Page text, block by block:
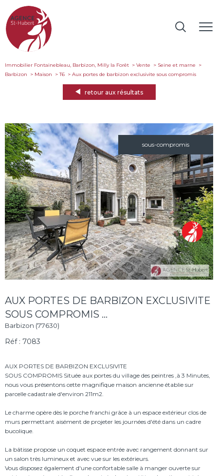
Immobilier Fontainebleau, Barbizon, Milly la Forêt Vente
Seine et marne
Barbizon
Maison T6 aux portes de barbizon exclusivite sous compromis
retour aux résultats
sous-compromis
AUX PORTES DE BARBIZON EXCLUSIVITE
SOUS COMPROMIS ...
Barbizon (77630)
Réf : 7083
AUX PORTES DE BARBIZON EXCLUSIVITE
SOUS COMPROMIS Située aux portes du village des peintres ,à 3 Minutes,
nous vous présentons cette magnifique maison ancienne établie sur
parcelle cadastrale d'environ 211m2.
Le charme opère dès le porche franchi grâce à un espace extérieur clos de
murs permettant aisément de projeter les journées d'été dans un cadre
bucolique.
La bâtisse propose un coquet espace entrée avec rangement donnant sur
un salon très lumineux et avec vue sur les extérieurs.
Vous disposez également d'une confortable salle à manger ouverte sur